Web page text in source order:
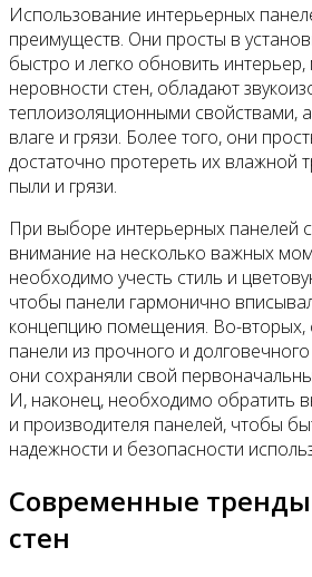
Использование интерьерных
преимуществ. Они просты в
быстро и легко обновить
неровности стен, обладают
теплоизоляционными свойствами,
влаге и грязи. Более того, они
достаточно протереть их влажной
пыли и грязи.
При выборе интерьерных панелей
внимание на несколько важных
необходимо учесть стиль и
чтобы панели гармонично
концепцию помещения. Во-вторых,
панели из прочного и
они сохраняли свой
И, наконец, необходимо обратить
и производителя панелей, чтобы
надежности и безопасности
Современные тренды
стен